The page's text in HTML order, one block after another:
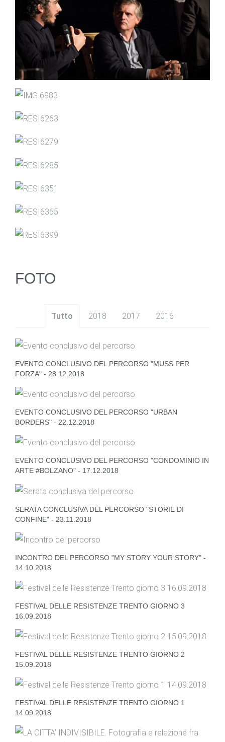
FOTO
Tutto 2018 2017 2016
EVENTO CONCLUSIVO DEL PERCORSO "MUSS PER
FORZA" - 28.12.2018
EVENTO CONCLUSIVO DEL PERCORSO "URBAN
BORDERS" - 22.12.2018
EVENTO CONCLUSIVO DEL PERCORSO "CONDOMINIO IN
ARTE #BOLZANO" - 17.12.2018
SERATA CONCLUSIVA DEL PERCORSO "STORIE DI
CONFINE" - 23.11.2018
INCONTRO DEL PERCORSO "MY STORY YOUR STORY" -
14.10.2018
FESTIVAL DELLE RESISTENZE TRENTO GIORNO 3
16.09.2018
FESTIVAL DELLE RESISTENZE TRENTO GIORNO 2
15.09.2018
FESTIVAL DELLE RESISTENZE TRENTO GIORNO 1
14.09.2018